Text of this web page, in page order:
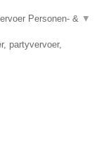
Personen- & ▼
partyvervoer,